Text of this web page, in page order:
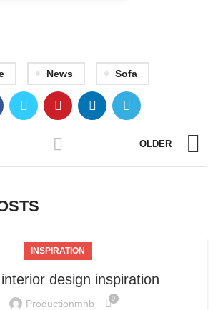
News Sofa
OLDER
INSPIRATION
design inspiration
Productionmnb 0